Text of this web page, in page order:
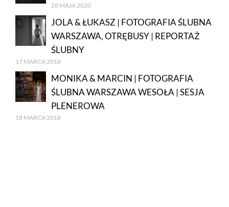
28 MAJA 2020
JOLA & ŁUKASZ | FOTOGRAFIA ŚLUBNA
WARSZAWA, OTRĘBUSY | REPORTAŻ
ŚLUBNY
17 MARCA 2018
MONIKA & MARCIN | FOTOGRAFIA
ŚLUBNA WARSZAWA WESOŁA | SESJA
PLENEROWA
18 MARCA 2018